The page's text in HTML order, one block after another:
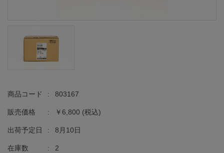
商品コード : 803167
販売価格 : ￥6,800 (税込)
出荷予定日 : 8月10日
在庫数 : 2